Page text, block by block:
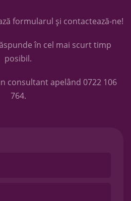
formularul și contactează-ne!
în cel mai scurt timp
posibil.
consultant apelând 0722 106
764.